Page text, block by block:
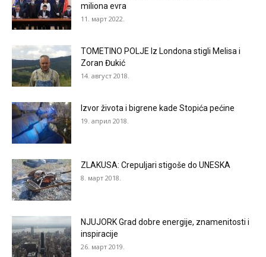
miliona evra
11. март 2022.
TOMETINO POLJE Iz Londona stigli Melisa i
Zoran Đukić
14. август 2018.
Izvor života i bigrene kade Stopića pećine
19. април 2018.
ZLAKUSA: Crepuljari stigoše do UNESKA
8. март 2018.
NJUJORK Grad dobre energije, znamenitosti i
inspiracije
26. март 2019.